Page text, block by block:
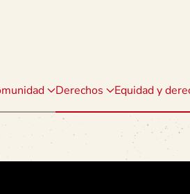
Derechos Equidad y